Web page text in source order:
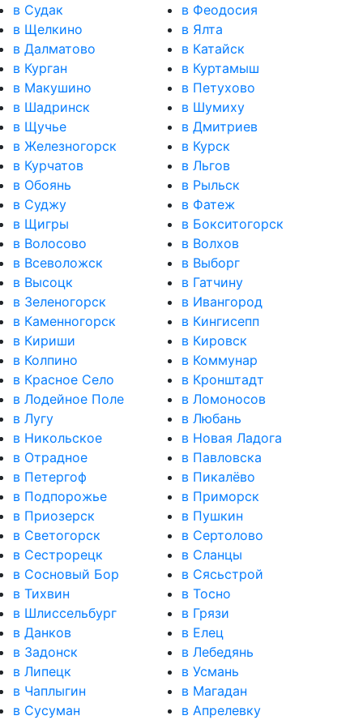
в Судак
в Феодосия
в Щелкино
в Ялта
в Далматово
в Катайск
в Курган
в Куртамыш
в Макушино
в Петухово
в Шадринск
в Шумиху
в Щучье
в Дмитриев
в Железногорск
в Курск
в Курчатов
в Льгов
в Обоянь
в Рыльск
в Суджу
в Фатеж
в Щигры
в Бокситогорск
в Волосово
в Волхов
в Всеволожск
в Выборг
в Высоцк
в Гатчину
в Зеленогорск
в Ивангород
в Каменногорск
в Кингисепп
в Кириши
в Кировск
в Колпино
в Коммунар
в Красное Село
в Кронштадт
в Лодейное Поле
в Ломоносов
в Лугу
в Любань
в Никольское
в Новая Ладога
в Отрадное
в Павловска
в Петергоф
в Пикалёво
в Подпорожье
в Приморск
в Приозерск
в Пушкин
в Светогорск
в Сертолово
в Сестрорецк
в Сланцы
в Сосновый Бор
в Сясьстрой
в Тихвин
в Тосно
в Шлиссельбург
в Грязи
в Данков
в Елец
в Задонск
в Лебедянь
в Липецк
в Усмань
в Чаплыгин
в Магадан
в Сусуман
в Апрелевку